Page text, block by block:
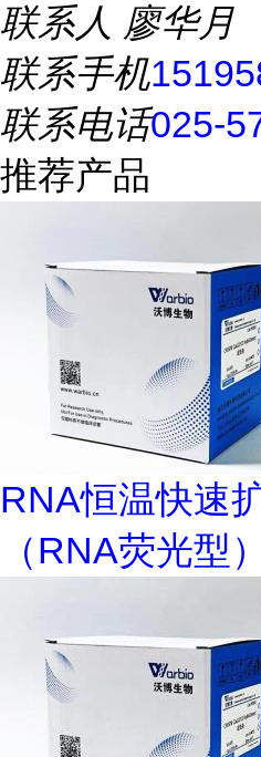
联系人 廖华月
联系手机
联系电话025-
推荐产品
RNA恒温快速
（RNA荧光型）